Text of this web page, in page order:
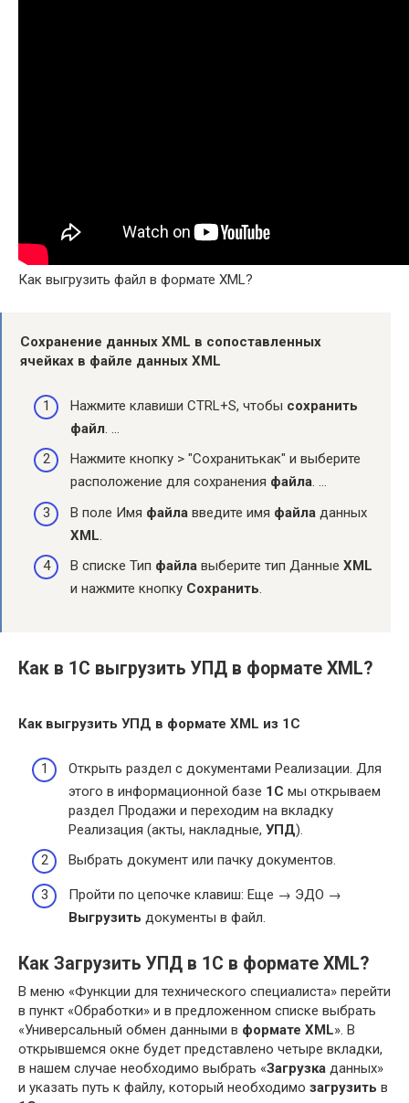
Как выгрузить файл в формате XML?
Сохранение данных XML в сопоставленных
ячейках в файле данных XML
Нажмите клавиши CTRL+S, чтобы сохранить
файл. …
Нажмите кнопку > "Сохранитькак" и выберите
расположение для сохранения файла. …
В поле Имя файла введите имя файла данных
XML.
В списке Тип файла выберите тип Данные XML
и нажмите кнопку Сохранить.
Как в 1С выгрузить УПД в формате XML?
Как выгрузить УПД в формате XML из 1С
Открыть раздел с документами Реализации. Для
этого в информационной базе 1С мы открываем
раздел Продажи и переходим на вкладку
Реализация (акты, накладные, УПД).
Выбрать документ или пачку документов.
Пройти по цепочке клавиш: Еще → ЭДО →
Выгрузить документы в файл.
Как Загрузить УПД в 1С в формате XML?
В меню «Функции для технического специалиста» перейти
в пункт «Обработки» и в предложенном списке выбрать
«Универсальный обмен данными в формате XML». В
открывшемся окне будет представлено четыре вкладки,
в нашем случае необходимо выбрать «Загрузка данных»
и указать путь к файлу, который необходимо загрузить в